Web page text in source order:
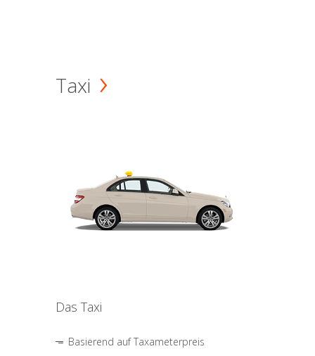
Taxi
Das Taxi
Basierend auf Taxameterpreis